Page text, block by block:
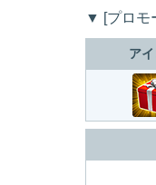
▼ [プロモ
ア